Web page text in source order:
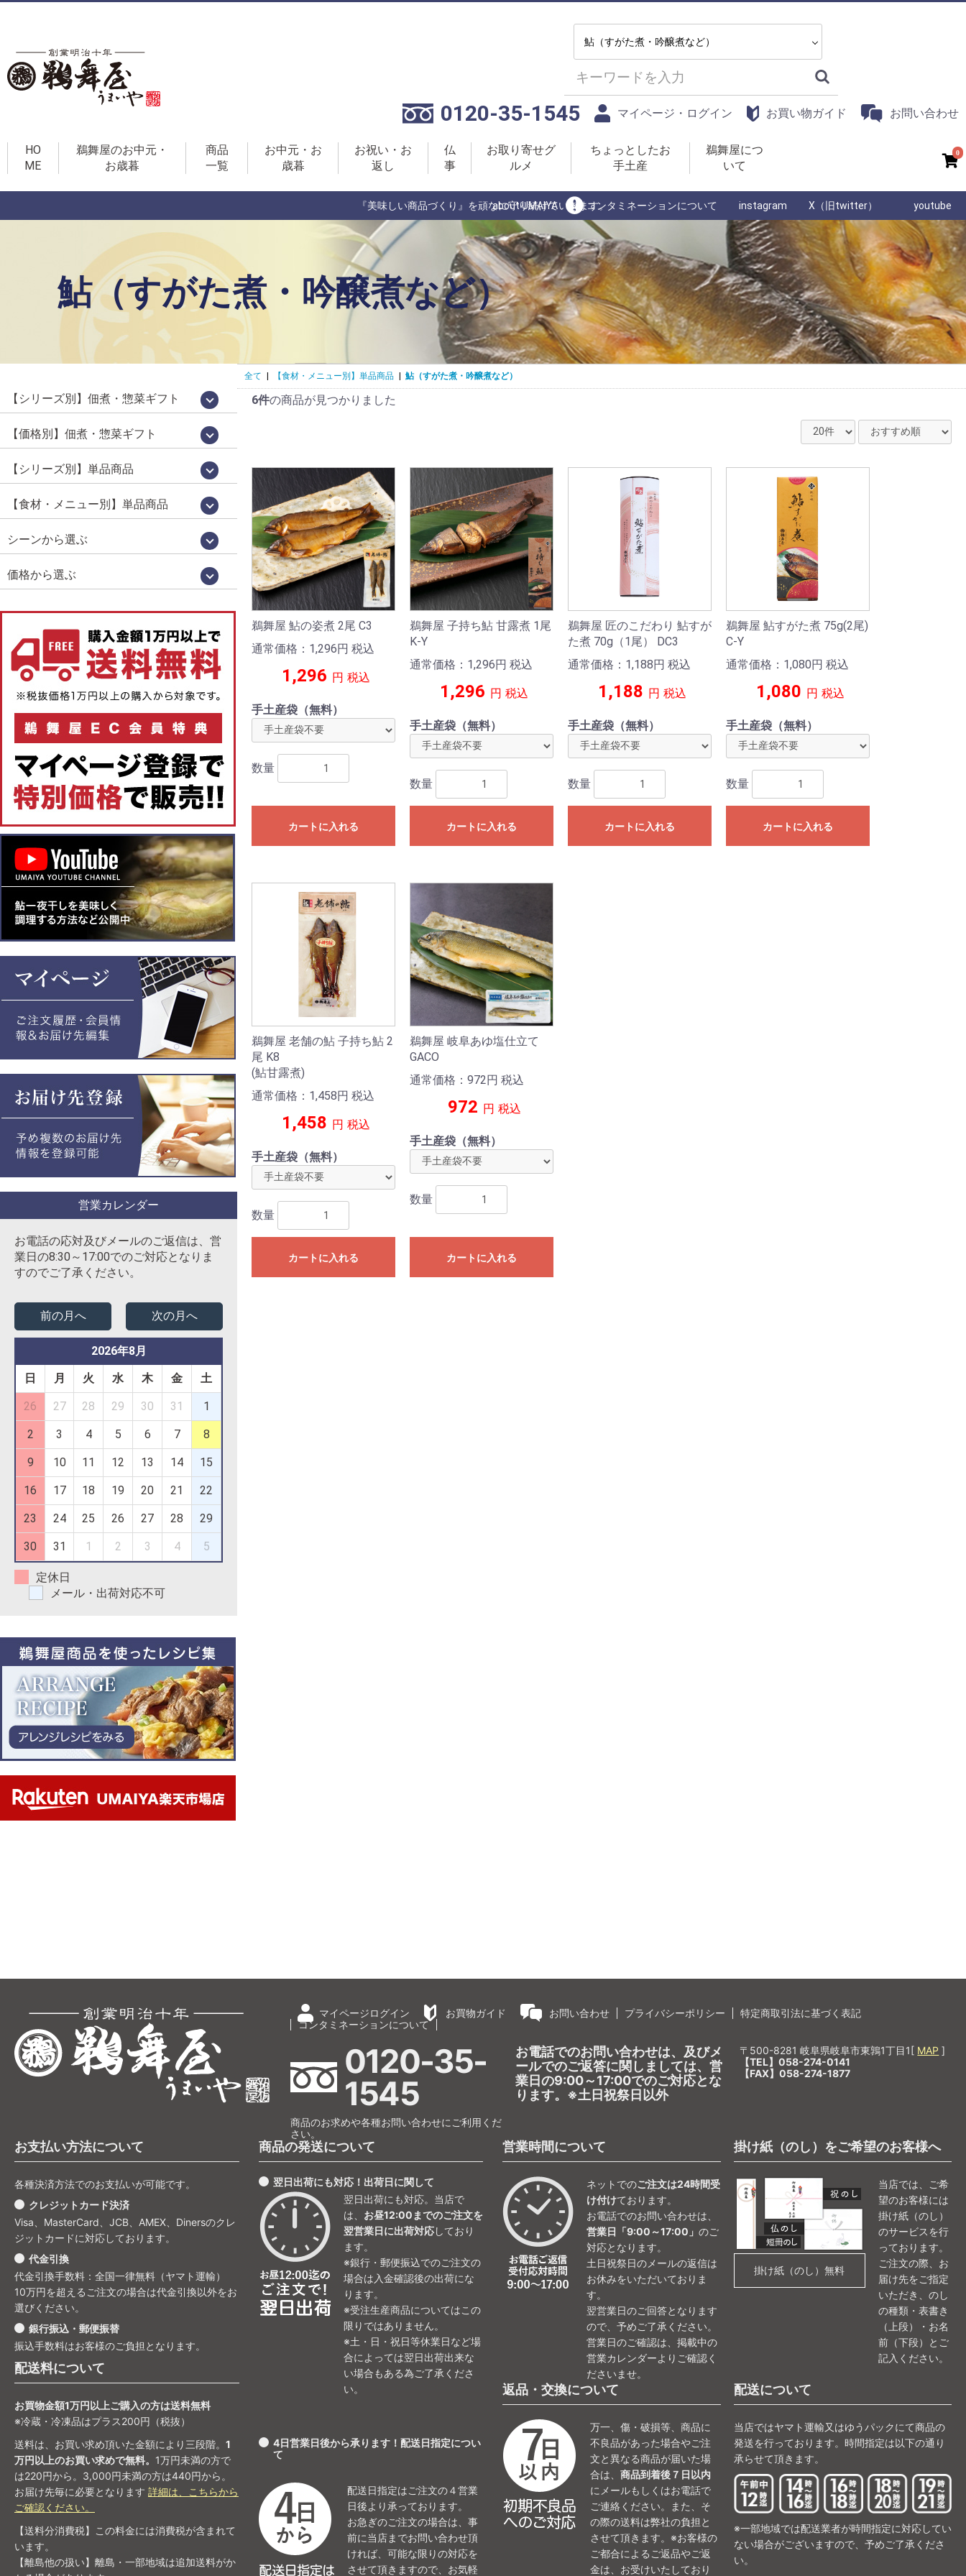
0120-35-1545 マイページ・ログイン お買い物ガイド お問い合わせ
HO
ME
鵜舞屋のお中元・
お歳暮
商品
一覧
お中元・お
歳暮
お祝い・お
返し
仏
事
お取り寄せグ
ルメ
ちょっとしたお
手土産
鵜舞屋につ
いて
0
『美味しい商品づくり』を頑なに守り続けていきます。
about UMAIYA コンタミネーションについて instagram X（旧twitter） youtube
鮎（すがた煮・吟醸煮など）
全て 【食材・メニュー別】単品商品 鮎（すがた煮・吟醸煮など）
6件の商品が見つかりました
鵜舞屋 鮎の姿煮 2尾 C3
通常価格：1,296円 税込
1,296 円 税込
手土産袋（無料）
数量
カートに入れる
鵜舞屋 子持ち鮎 甘露煮 1尾
K-Y
通常価格：1,296円 税込
1,296 円 税込
手土産袋（無料）
数量
カートに入れる
鵜舞屋 匠のこだわり 鮎すが
た煮 70g（1尾） DC3
通常価格：1,188円 税込
1,188 円 税込
手土産袋（無料）
数量
カートに入れる
鵜舞屋 鮎すがた煮 75g(2尾)
C-Y
通常価格：1,080円 税込
1,080 円 税込
手土産袋（無料）
数量
カートに入れる
鵜舞屋 老舗の鮎 子持ち鮎 2
尾 K8
(鮎甘露煮)
通常価格：1,458円 税込
1,458 円 税込
手土産袋（無料）
数量
カートに入れる
鵜舞屋 岐阜あゆ塩仕立て
GACO
通常価格：972円 税込
972 円 税込
手土産袋（無料）
数量
カートに入れる
【シリーズ別】佃煮・惣菜ギフト
高級佃煮ギフト
国産佃煮・惣菜詰め合わせ[百貨店限定販
鵜舞屋昆布巻詰合せ[鵜舞屋のロングセラ
佃煮 味三昧[食べきりサイズの佃煮詰め
老舗の味物語[岐阜の美味いもの詰め合わ
佃煮・肉惣菜詰め合わせ
信長の郷[岐阜土産・武将パッケージ]
鮎昆布巻詰合せ
鮎一夜干し詰合せ
逸品惣菜
国産煮豚・煮鶏詰合せ
[明宝ハム×鵜舞屋]詰め合わせ
そうめん・佃煮詰め合わせ
カジュアルギフト「味あわせ」
岐阜土産
【価格別】佃煮・惣菜ギフト
【プチギフト】～2000円
【佃煮 惣菜 ギフト】～3000円
【佃煮 惣菜 ギフト】～3979円
【佃煮 惣菜 ギフト】3980円～
【佃煮 惣菜 ギフト】5000円～
【佃煮 惣菜 ギフト】7000円～
【佃煮 惣菜 ギフト】10000円～[送料無
【シリーズ別】単品商品
うるか・鮎一夜干しなど[老舗の鮎]
百貨店限定販売[国産シリーズ]
定番竿箱シリーズ
鵜舞屋伝統の味[老舗の惣菜]
箱入り単品惣菜
定番の佃煮[うまい屋のおつまみ]
食べきりおつまみ[うまつま]
佃煮屋の「煮豚」「煮鶏」[SDGs]
高校生が開発しました[産学連携商品]
WareesHalal認証取得品[ハラルキッチン
ヤマタカ醤油[月星]使用シリーズ
鮎昆布巻詰合せ
【夏季限定】スウィーツ
【食材・メニュー別】単品商品
珍味（鮎うるか・一夜干し・ふりかけ）
昆布巻き（鮎・にしん・さけ・子持ちあ
鮎（すがた煮・吟醸煮など）
小鮎やわらか煮・小鮎甘露煮
飛騨牛・牛肉
煮豚・煮鶏
佃煮
貝類（帆立・牡蠣）
炊き込みご飯の素
ハラール認証取得品
菓子・スイーツ
シーンから選ぶ
お中元・お歳暮
お祝い・お返し
仏事
お取り寄せグルメ
お手土産（カジュアルギフト）
おつまみ
価格から選ぶ
1,000円未満
1,000円～
2,000円～
3,000円～
4,000円～
5,000円以上
営業カレンダー
お電話の応対及びメールのご返信は、営
業日の8:30～17:00でのご対応となりま
すのでご了承ください。
2026年8月
前の月へ 次の月へ
日 月 火 水 木 金 土
26 27 28 29 30 31 1
2 3 4 5 6 7 8
9 10 11 12 13 14 15
16 17 18 19 20 21 22
23 24 25 26 27 28 29
30 31 1 2 3 4 5
定休日
メール・出荷対応不可
マイページログイン お買物ガイド お問い合わせ プライバシーポリシー
特定商取引法に基づく表記
コンタミネーションについて
0120-35-
1545
商品のお求めや各種お問い合わせにご利用くだ
さい。
お電話でのお問い合わせは、及びメ
ールでのご返答に関しましては、営
業日の9:00～17:00でのご対応とな
ります。※土日祝祭日以外
〒500-8281 岐阜県岐阜市東鶉1丁目1[ MAP ]
【TEL】058-274-0141
【FAX】058-274-1877
お支払い方法について
各種決済方法でのお支払いが可能です。
クレジットカード決済
Visa、MasterCard、JCB、AMEX、Dinersのクレ
ジットカードに対応しております。
代金引換
代金引換手数料：全国一律無料（ヤマト運輸）
10万円を超えるご注文の場合は代金引換以外をお
選びください。
銀行振込・郵便振替
振込手数料はお客様のご負担となります。
配送料について
お買物金額1万円以上ご購入の方は送料無料
※冷蔵・冷凍品はプラス200円（税抜）
送料は、お買い求め頂いた金額により三段階。 1
万円以上のお買い求めで無料。 1万円未満の方で
は220円から。3,000円未満の方は440円から。
お届け先毎に必要となります 詳細は、こちらから
ご確認ください。
【送料分消費税】この料金には消費税が含まれて
います。
【離島他の扱い】離島・一部地域は追加送料がか
商品の発送について
翌日出荷にも対応！出荷日に関して
翌日出荷にも対応。当店で
は、 お昼12:00までのご注文を
翌営業日に出荷対応しており
ます。
※銀行・郵便振込でのご注文の
場合は入金確認後の出荷にな
ります。
※受注生産商品についてはこの
限りではありません。
※土・日・祝日等休業日など場
合によっては翌日出荷出来な
い場合もある為ご了承くださ
い。
4日営業日後から承ります！配送日指定につい
て
配送日指定はご注文の４営業
日後より承っております。
お急ぎのご注文の場合は、事
前に当店までお問い合わせ頂
ければ、可能な限りの対応を
させて頂きますので、お気軽
営業時間について
ネットでのご注文は24時間受
け付けております。
お電話でのお問い合わせは、
営業日「9:00～17:00」 のご
対応となります。
土日祝祭日のメールの返信は
お休みをいただいておりま
す。
翌営業日のご回答となります
ので、予めご了承ください。
営業日のご確認は、掲載中の
営業カレンダーよりご確認く
ださいませ。
掛け紙（のし）をご希望のお客様へ
掛け紙（のし）無料
当店では、ご希
望のお客様には
掛け紙（のし）
のサービスを行
っております。
ご注文の際、お
届け先をご指定
いただき、のし
の種類・表書き
（上段）・お名
前（下段）とご
記入ください。
返品・交換について
万一、傷・破損等、商品に
不良品があった場合やご注
文と異なる商品が届いた場
合は、 商品到着後７日以内
にメールもしくはお電話で
ご連絡ください。また、そ
の際の送料は弊社の負担と
させて頂きます。※お客様の
ご都合によるご返品やご返
金は、お受けいたしており
配送について
当店ではヤマト運輸又はゆうパックにて商品の
発送を行っております。時間指定は以下の通り
承らせて頂きます。
※一部地域では配送業者が時間指定に対応してい
ない場合がございますので、予めご了承くださ
い。